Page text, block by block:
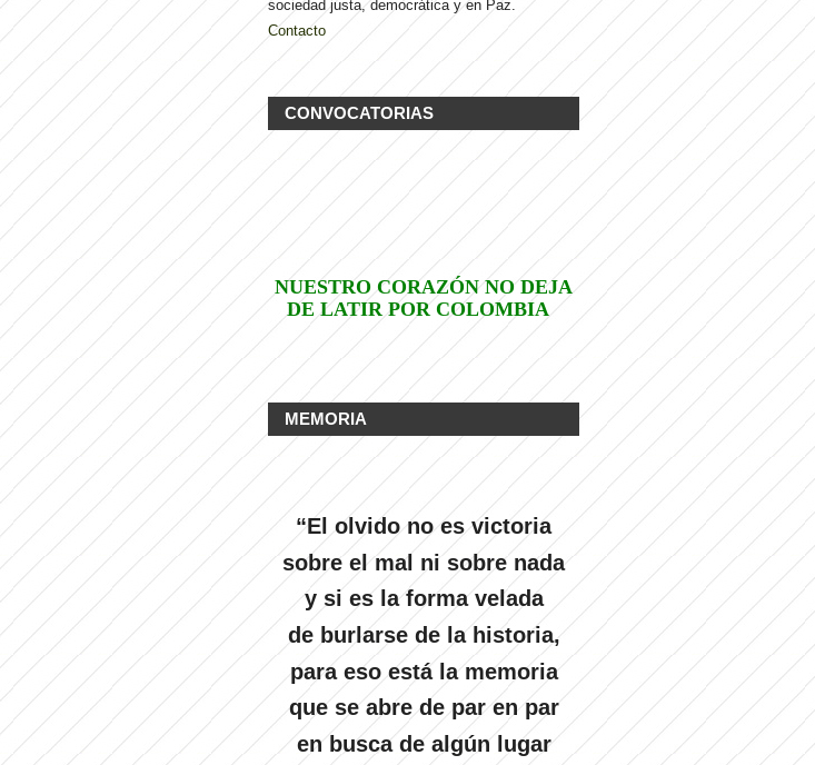
sociedad justa, democrática y en Paz.
Contacto
CONVOCATORIAS
NUESTRO CORAZÓN NO DEJA
DE LATIR POR COLOMBIA
MEMORIA
“El olvido no es victoria
sobre el mal ni sobre nada
y si es la forma velada
de burlarse de la historia,
para eso está la memoria
que se abre de par en par
en busca de algún lugar